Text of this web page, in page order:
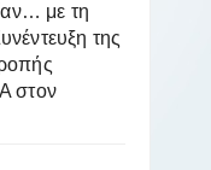
με τη
της
στον